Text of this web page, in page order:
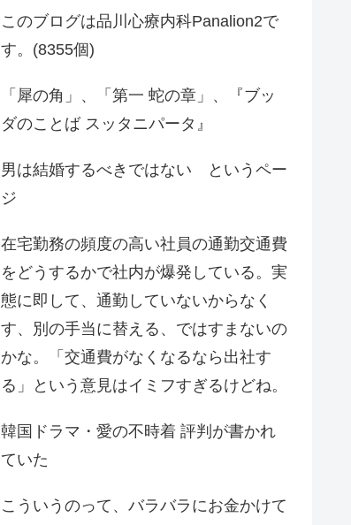
このブログは品川心療内科Panalion2で
す。(8355個)
「犀の角」、「第一 蛇の章」、『ブッ
ダのことば スッタニパータ』
男は結婚するべきではない というペー
ジ
在宅勤務の頻度の高い社員の通勤交通費
をどうするかで社内が爆発している。実
態に即して、通勤していないからなく
す、別の手当に替える、ではすまないの
かな。「交通費がなくなるなら出社す
る」という意見はイミフすぎるけどね。
韓国ドラマ・愛の不時着 評判が書かれ
ていた
こういうのって、バラバラにお金かけて